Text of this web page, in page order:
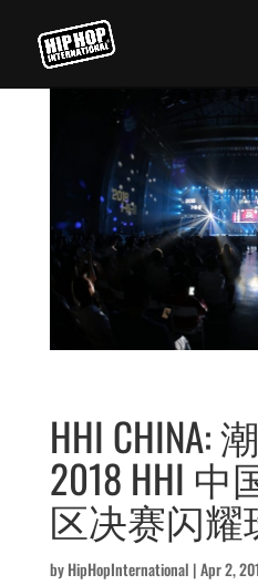
HHI CHINA:
2018 HHI
区决赛闪耀
byHipHopInternational |Apr 2,